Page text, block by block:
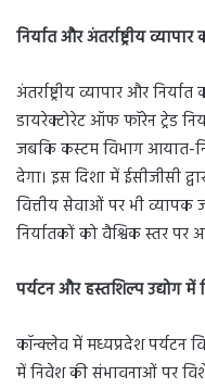
निर्यात और अंतर्राष्ट्रीय
अंतर्राष्ट्रीय व्यापार और
डायरेक्टोरेट ऑफ फॉरेन ट्रेड
जबकि कस्टम विभाग आयात-
देगा। इस दिशा में ईसीजीसी
वित्तीय सेवाओं पर भी व्यापक
निर्यातकों को वैश्विक स्तर
पर्यटन और हस्तशिल्प उद्योग
कॉन्क्लेव में मध्यप्रदेश पर्यटन
में निवेश की संभावनाओं पर